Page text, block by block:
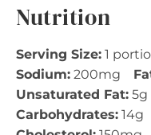
Nutrition
Serving Size: 1
Sodium: 200mg
Unsaturated Fat: 5g
Carbohydrates: 14g